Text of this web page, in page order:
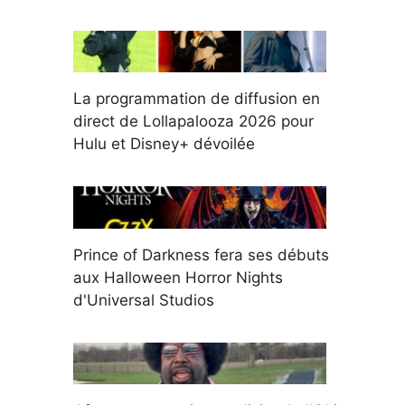
La programmation de diffusion en
direct de Lollapalooza 2026 pour
Hulu et Disney+ dévoilée
Prince of Darkness fera ses débuts
aux Halloween Horror Nights
d'Universal Studios